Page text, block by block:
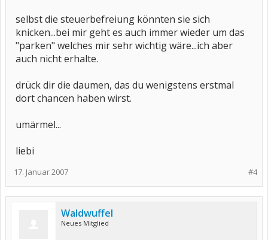
selbst die steuerbefreiung könnten sie sich
knicken...bei mir geht es auch immer wieder um das
"parken" welches mir sehr wichtig wäre...ich aber
auch nicht erhalte.
drück dir die daumen, das du wenigstens erstmal
dort chancen haben wirst.
umärmel...
liebi
#4
17. Januar 2007
Waldwuffel
Neues Mitglied